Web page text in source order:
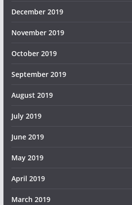
December 2019
November 2019
October 2019
September 2019
August 2019
July 2019
June 2019
May 2019
April 2019
March 2019